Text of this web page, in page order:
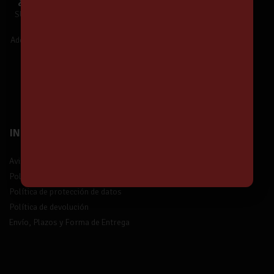
SUSCRÍBETE y estarás informado de
Además,
INFORMACIÓN
Aviso legal
Política de privacidad
Política de protección de datos
Política de devolución
Envío, Plazos y Forma de Entrega